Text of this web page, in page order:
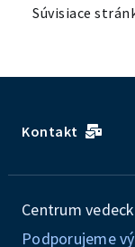
Súvisiace
Kontakt
Centrum
Podporujeme